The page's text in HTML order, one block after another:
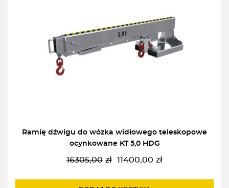
Ramię dźwigu do wózka widłowego teleskopowe
ocynkowane KT 5,0 HDG
16305,00 zł
Pierwotna
11400,00 zł
Aktualna